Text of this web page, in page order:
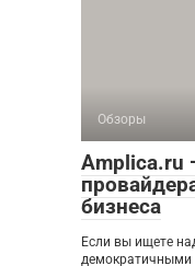
Обзоры
Amplica.ru
бизнеса
Если вы ищете
демократичными